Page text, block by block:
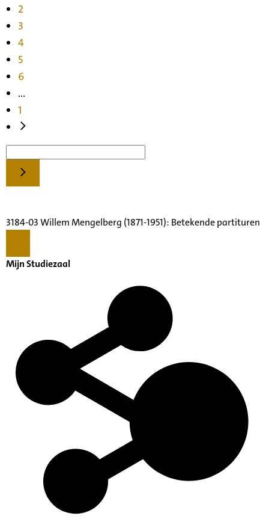
2
3
4
5
6
...
1
3184-03 Willem Mengelberg (1871-1951): Betekende partituren
Mijn Studiezaal